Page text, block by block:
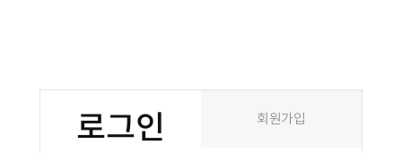
로그인 회원가입